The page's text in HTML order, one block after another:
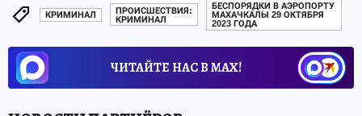
КРИМИНАЛ
ПРОИСШЕСТВИЯ:
КРИМИНАЛ
БЕСПОРЯДКИ В АЭРОПОРТУ
МАХАЧКАЛЫ 29 ОКТЯБРЯ
2023 ГОДА
ЧИТАЙТЕ НАС В МАХ!